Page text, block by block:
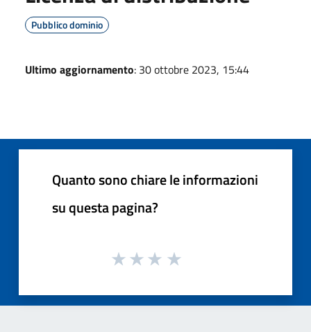
Pubblico dominio
Ultimo aggiornamento: 30 ottobre 2023, 15:44
Quanto sono chiare le informazioni
su questa pagina?